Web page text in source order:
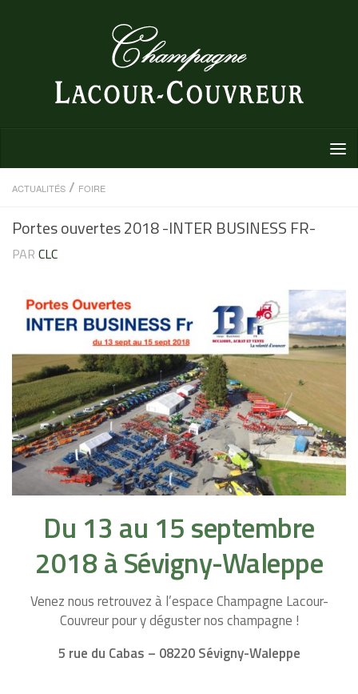
Au dessous du contenu
ACTUALITÉS / FOIRE
Portes ouvertes 2018 -INTER BUSINESS FR-
PAR CLC
Du 13 au 15 septembre
2018 à Sévigny-Waleppe
Venez nous retrouvez à l’espace Champagne Lacour-
Couvreur pour y déguster nos champagne !
5 rue du Cabas – 08220 Sévigny-Waleppe